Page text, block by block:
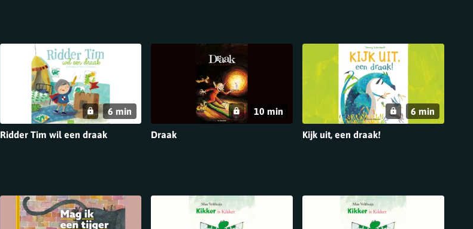
Ridder Tim wil een draak
6 min
Draak
10 min
Kijk uit, een draak!
6 min